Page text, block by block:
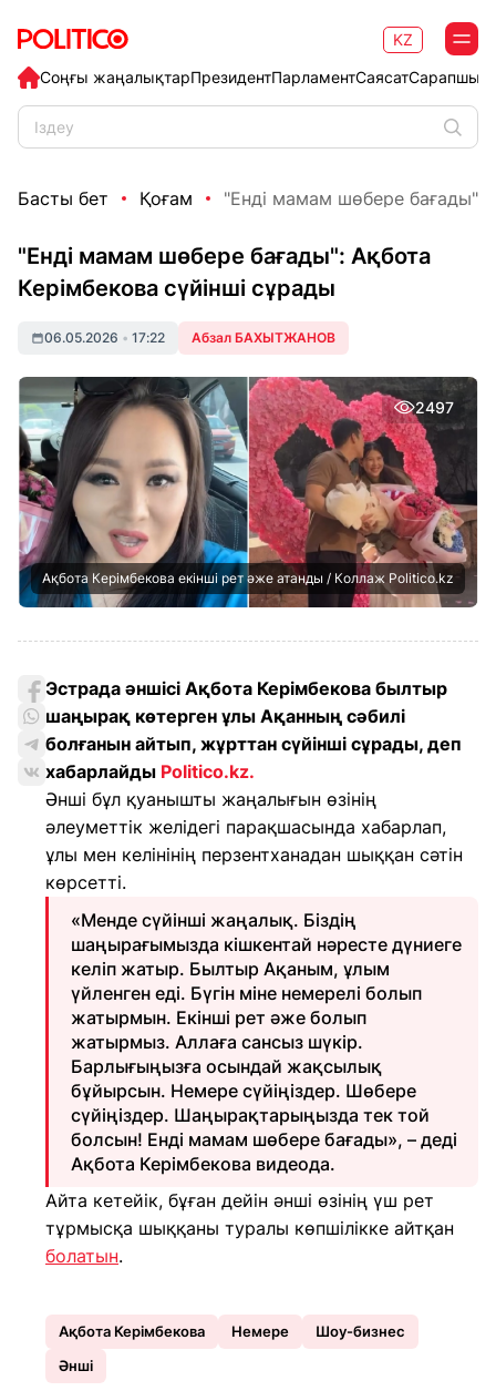
Соңғы жаңалықтарПрезидентПарламентСаясат
KZ
Басты бет Қоғам "Енді мамам шөбере бағады":
"Енді мамам шөбере бағады": Ақбота
Керімбекова сүйінші сұрады
06.05.2026 • 17:22 Абзал БАХЫТЖАНОВ
2497
Ақбота Керімбекова екінші рет әже атанды / Коллаж Politico.kz
Эстрада әншісі Ақбота Керімбекова былтыр
шаңырақ көтерген ұлы Ақанның сәбилі
болғанын айтып, жұрттан сүйінші сұрады, деп
хабарлайды Politico.kz.
Әнші бұл қуанышты жаңалығын өзінің
әлеуметтік желідегі парақшасында хабарлап,
ұлы мен келінінің перзентханадан шыққан сәтін
көрсетті.
«Менде сүйінші жаңалық. Біздің
шаңырағымызда кішкентай нәресте дүниеге
келіп жатыр. Былтыр Ақаным, ұлым
үйленген еді. Бүгін міне немерелі болып
жатырмын. Екінші рет әже болып
жатырмыз. Аллаға сансыз шүкір.
Барлығыңызға осындай жақсылық
бұйырсын. Немере сүйіңіздер. Шөбере
сүйіңіздер. Шаңырақтарыңызда тек той
болсын! Енді мамам шөбере бағады», – деді
Ақбота Керімбекова видеода.
Айта кетейік, бұған дейін әнші өзінің үш рет
тұрмысқа шыққаны туралы көпшілікке айтқан
болатын.
Ақбота Керімбекова Немере
Шоу-бизнес
Әнші